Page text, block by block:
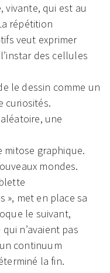
vivante, qui est au
répétition
veut exprimer
des cellules
le dessin comme un
curiosités.
une
mitose graphique.
mondes.
», met en place sa
le suivant,
n’avaient pas
continuum
la fin.